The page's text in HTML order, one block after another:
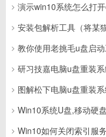
演示win10系统怎么打
安装包解析工具（将某
教你使用老挑毛u盘启
研习技嘉电脑u盘重装
图解松下电脑u盘重装
Win10系统U盘,移动硬
Win10如何关闭索引服